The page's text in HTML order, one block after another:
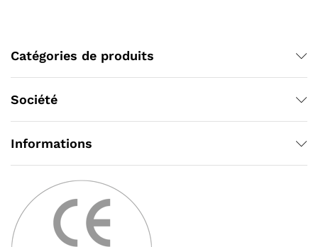
Catégories de produits
Société
Informations